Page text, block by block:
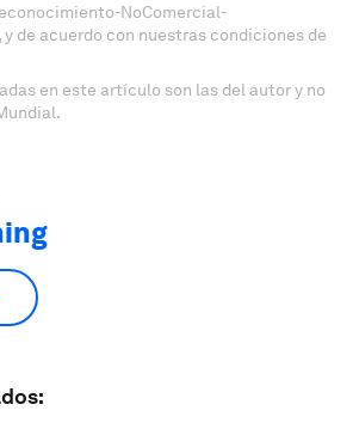
NoComercial-
de acuerdo con nuestras condiciones de
en este artículo son las del autor y no